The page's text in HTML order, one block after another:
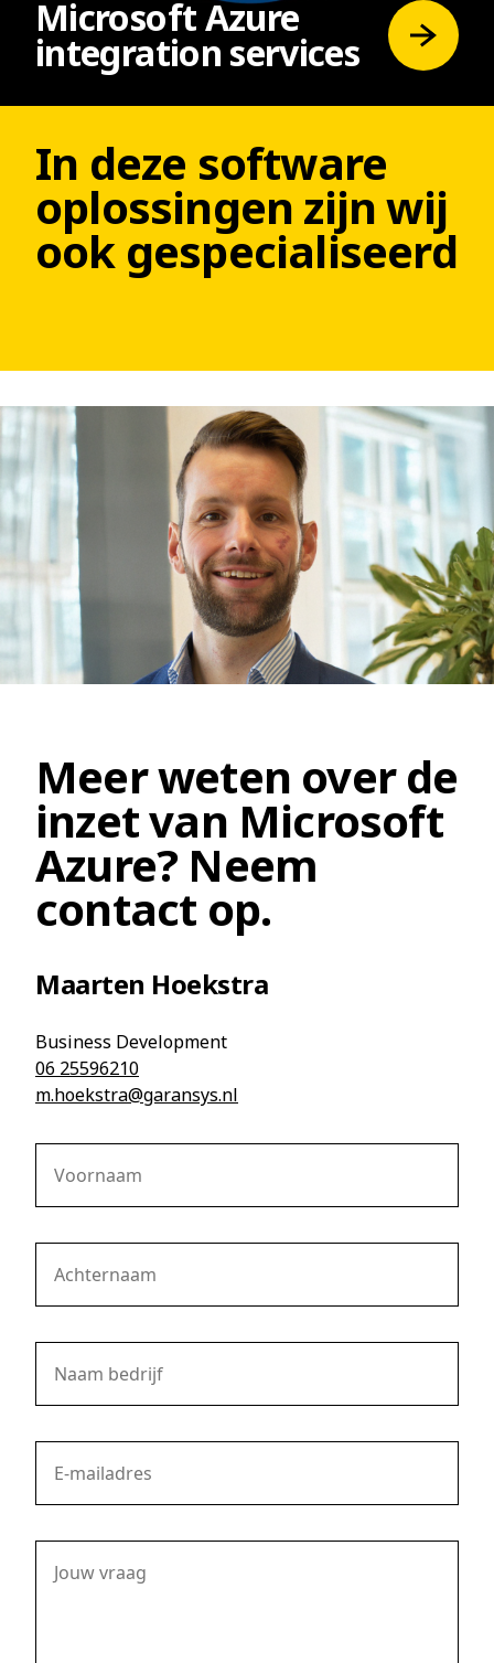
Microsoft Azure
integration services
In deze software
oplossingen zijn wij
ook gespecialiseerd
Meer weten over de
inzet van Microsoft
Azure? Neem
contact op.
Maarten Hoekstra
Business Development
06 25596210
m.hoekstra@garansys.nl